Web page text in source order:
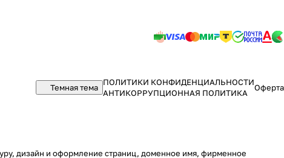
Темная тема
ПОЛИТИКИ КОНФИДЕНЦИАЛЬНОСТИ
АНТИКОРРУПЦИОННАЯ ПОЛИТИКА
Оферта
дизайн и оформление страниц, доменное имя, фирменное